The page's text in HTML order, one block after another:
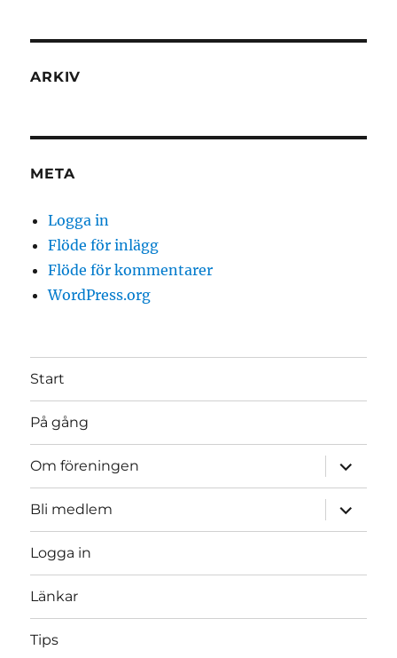
ARKIV
META
Logga in
Flöde för inlägg
Flöde för kommentarer
WordPress.org
Start
På gång
Om föreningen
Bli medlem
Logga in
Länkar
Tips